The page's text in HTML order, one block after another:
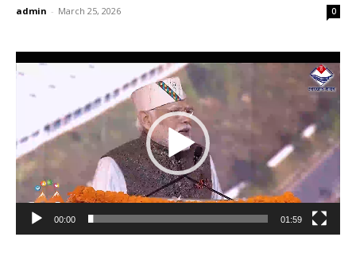
admin - March 25, 2026 0
Video
Player
00:00 01:59